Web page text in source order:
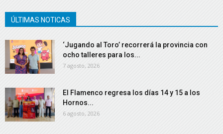
ÚLTIMAS NOTICAS
‘Jugando al Toro’ recorrerá la provincia con
ocho talleres para los...
7 agosto, 2026
El Flamenco regresa los días 14 y 15 a los
Hornos...
6 agosto, 2026